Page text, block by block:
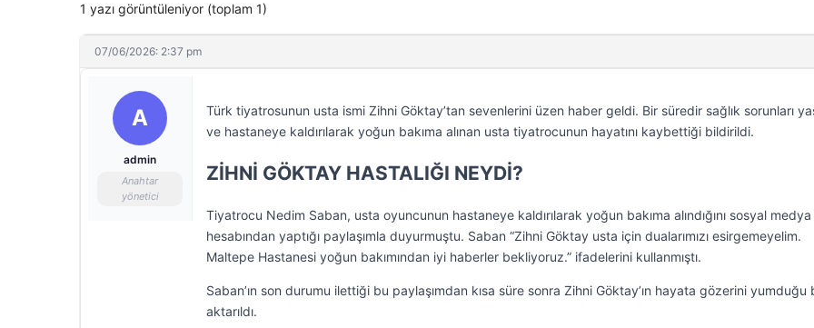
1 yazı görüntüleniyor (toplam 1)
07/06/2026: 2:37 pm
A
admin
Anahtar
yönetici
Türk tiyatrosunun usta ismi Zihni Göktay’tan sevenlerini üzen haber geldi. Bir süredir sağlık sorunları
ve hastaneye kaldırılarak yoğun bakıma alınan usta tiyatrocunun hayatını kaybettiği bildirildi.
ZİHNİ GÖKTAY HASTALIĞI NEYDİ?
Tiyatrocu Nedim Saban, usta oyuncunun hastaneye kaldırılarak yoğun bakıma alındığını sosyal medya
hesabından yaptığı paylaşımla duyurmuştu. Saban “Zihni Göktay usta için dualarımızı esirgemeyelim.
Maltepe Hastanesi yoğun bakımından iyi haberler bekliyoruz.” ifadelerini kullanmıştı.
Saban’ın son durumu ilettiği bu paylaşımdan kısa süre sonra Zihni Göktay’ın hayata gözerini yumduğu
aktarıldı.